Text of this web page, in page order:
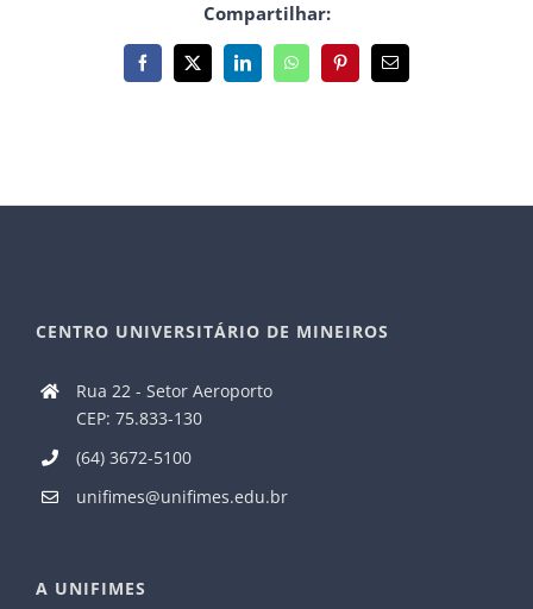
Compartilhar:
Facebook
X LinkedInWhatsAppPinterest
E-
mail
CENTRO UNIVERSITÁRIO DE MINEIROS
Rua 22 - Setor Aeroporto
CEP: 75.833-130
(64) 3672-5100
unifimes@unifimes.edu.br
A UNIFIMES